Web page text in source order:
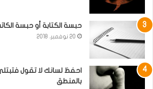
حبسة الكتابة أو حبسة
20 نوفمبر، 2018
احفظ لسانك لا تقول
بالمنطق